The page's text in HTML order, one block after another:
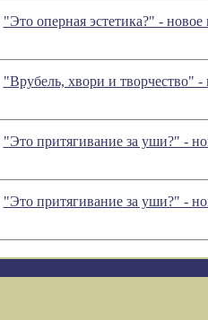
"Это оперная эстетика?" -
"Врубель, хвори и творчество"
"Это притягивание за уши?" -
"Это притягивание за уши?" -